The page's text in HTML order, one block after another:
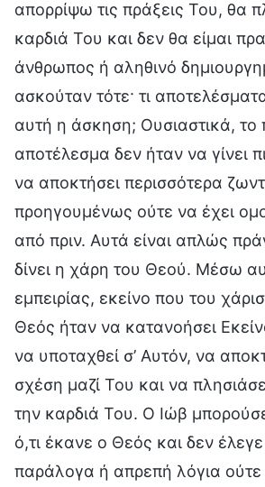
απορρίψω τις πράξεις Του, θα
καρδιά Του και δεν θα είμαι
άνθρωπος ή αληθινό
ασκούταν τότε· τι
αυτή η άσκηση; Ουσιαστικά, το
αποτέλεσμα δεν ήταν να γίνει
να αποκτήσει περισσότερα
προηγουμένως ούτε να έχει
από πριν. Αυτά είναι απλώς
δίνει η χάρη του Θεού. Μέσω
εμπειρίας, εκείνο που του
Θεός ήταν να κατανοήσει
να υποταχθεί σ’ Αυτόν, να
σχέση μαζί Του και να
την καρδιά Του. Ο Ιώβ
ό,τι έκανε ο Θεός και δεν
παράλογα ή απρεπή λόγια ούτε